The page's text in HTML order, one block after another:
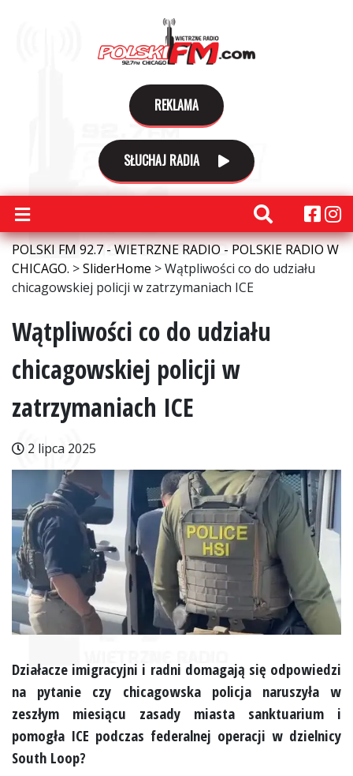
REKLAMA
SŁUCHAJ RADIA
POLSKI FM 92.7 - WIETRZNE RADIO - POLSKIE RADIO W
CHICAGO. >SliderHome >Wątpliwości co do udziału
chicagowskiej policji w zatrzymaniach ICE
Wątpliwości co do udziału
chicagowskiej policji w
zatrzymaniach ICE
2 lipca 2025
Działacze imigracyjni i radni domagają się odpowiedzi
na pytanie czy chicagowska policja naruszyła w
zeszłym miesiącu zasady miasta sanktuarium i
pomogła ICE podczas federalnej operacji w dzielnicy
South Loop?